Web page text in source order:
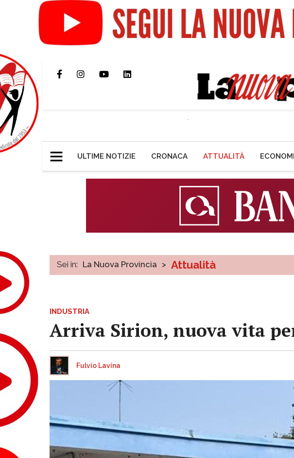
ULTIME NOTIZIE CRONACA ATTUALITÀ
Sei in: La Nuova Provincia > Attualità
INDUSTRIA
Arriva Sirion, nuova vita
Fulvio Lavina